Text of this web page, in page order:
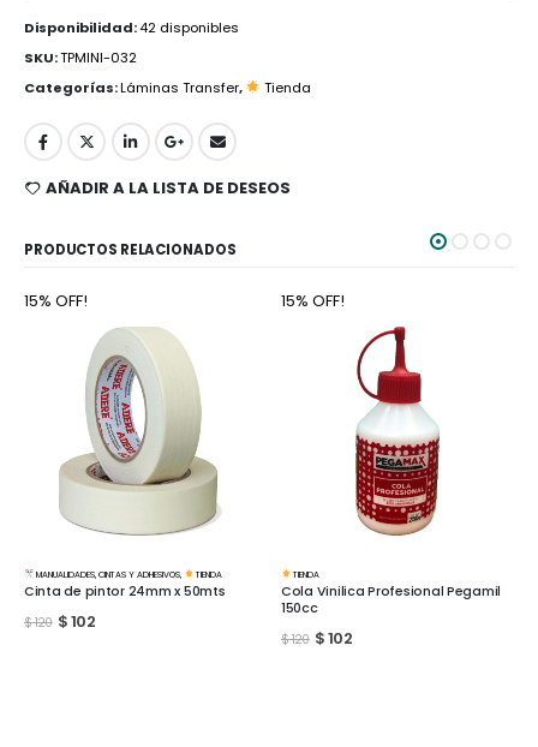
Disponibilidad:42 disponibles
SKU:TPMINI-032
Categorías:Láminas Transfer, Tienda
AÑADIR A LA LISTA DE DESEOS
PRODUCTOS RELACIONADOS
15% OFF!
TIENDA
Cola Vinilica Profesional Pegamil
15% OFF!
MANUALIDADES
Lija al agua Hoja grano 1200